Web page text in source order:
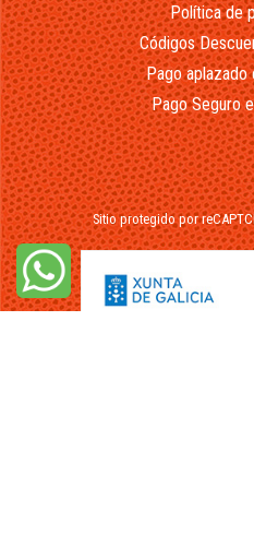
Política de
Códigos
Pago aplazado
Pago Seguro
Sitio protegido por